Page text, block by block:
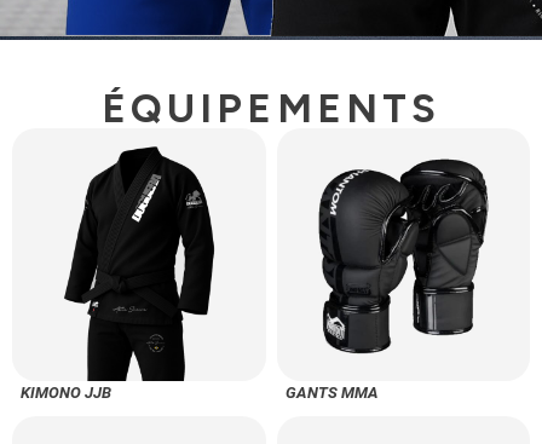
ÉQUIPEMENTS
KIMONO JJB GANTS MMA